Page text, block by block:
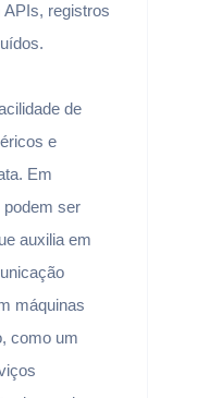
registros
de
e
Em
ser
auxilia em
máquinas
como um